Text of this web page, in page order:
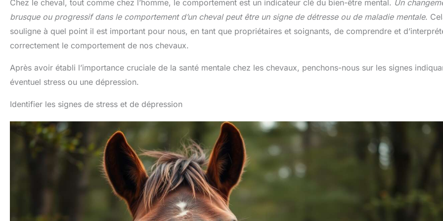
Chez le cheval, tout comme chez l’homme, le comportement est un indicateur clé du bien-être mental. Un
brusque ou progressif dans le comportement d’un cheval peut être un signe de détresse ou de maladie mentale.
souligne à quel point il est important pour nous, en tant que propriétaires et soignants, de comprendre et
correctement le comportement de nos chevaux.
Après avoir établi l’importance cruciale de la santé mentale chez les chevaux, penchons-nous sur les signes
éventuel stress ou une dépression.
Identifier les signes de stress et de dépression